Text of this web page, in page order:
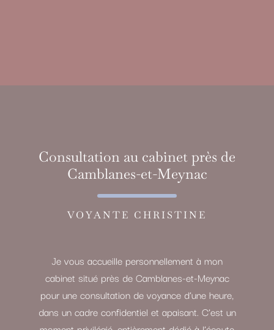
Consultation au cabinet près de
Camblanes-et-Meynac
VOYANTE CHRISTINE
Je vous accueille personnellement à mon
cabinet situé près de Camblanes-et-Meynac
pour une consultation de voyance d’une heure,
dans un cadre confidentiel et apaisant. C’est un